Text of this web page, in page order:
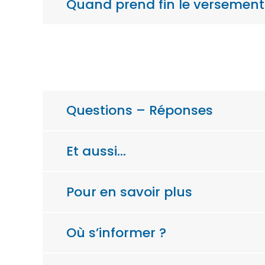
Quand prend fin le versement
Questions – Réponses
Et aussi…
Pour en savoir plus
Où s’informer ?